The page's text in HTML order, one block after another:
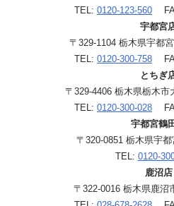
TEL: 0120-123-560
宇都宮
〒329-1104 栃木県宇都
TEL: 0120-300-758
とちぎ
〒329-4406 栃木県栃木市
TEL: 0120-300-028
宇都宮鶴
〒320-0851 栃木県宇
TEL: 0120-
鹿沼店
〒322-0016 栃木県鹿沼